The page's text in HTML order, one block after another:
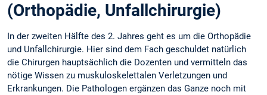
(Orthopädie, Unfallchirurgie)
In der zweiten Hälfte des 2. Jahres geht es um die Orthopädie
und Unfallchirurgie. Hier sind dem Fach geschuldet natürlich
die Chirurgen hauptsächlich die Dozenten und vermitteln das
nötige Wissen zu muskuloskelettalen Verletzungen und
Erkrankungen. Die Pathologen ergänzen das Ganze noch mit